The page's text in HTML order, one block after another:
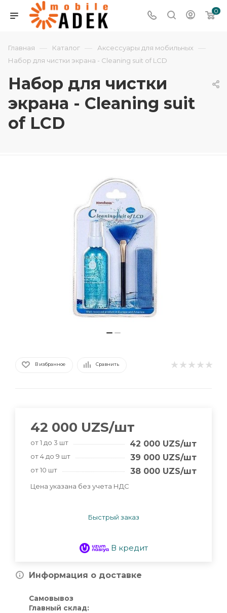
0
Главная — Каталог — Аксессуары для мобильных —
Набор для чистки экрана - Cleaning suit of LCD
Набор для чистки
экрана - Cleaning suit
of LCD
В избранное Сравнить
42 000 UZS/шт
от 1 до 3 шт 42 000 UZS/шт
от 4 до 9 шт 39 000 UZS/шт
от 10 шт 38 000 UZS/шт
Цена указана без учета НДС
Быстрый заказ
В кредит
Информация о доставке
Самовывоз
Главный склад: